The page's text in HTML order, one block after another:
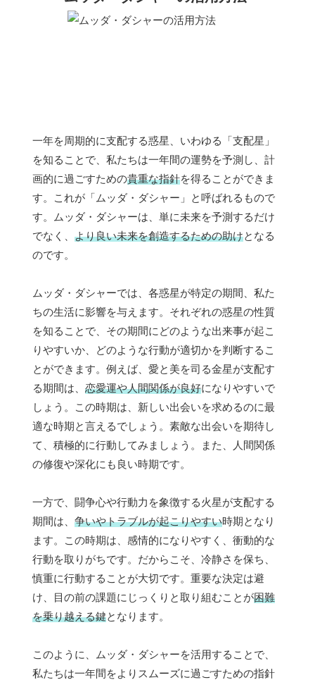
一年を周期的に支配する惑星、いわゆる「支配星」
を知ることで、私たちは一年間の運勢を予測し、計
画的に過ごすための貴重な指針を得ることができま
す。これが「ムッダ・ダシャー」と呼ばれるもので
す。ムッダ・ダシャーは、単に未来を予測するだけ
でなく、 より良い未来を創造するための助けとなる
のです。
ムッダ・ダシャーでは、各惑星が特定の期間、私た
ちの生活に影響を与えます。それぞれの惑星の性質
を知ることで、その期間にどのような出来事が起こ
りやすいか、どのような行動が適切かを判断するこ
とができます。例えば、愛と美を司る金星が支配す
る期間は、 恋愛運や人間関係が良好になりやすいで
しょう。この時期は、新しい出会いを求めるのに最
適な時期と言えるでしょう。素敵な出会いを期待し
て、積極的に行動してみましょう。また、人間関係
の修復や深化にも良い時期です。
一方で、闘争心や行動力を象徴する火星が支配する
期間は、 争いやトラブルが起こりやすい時期となり
ます。この時期は、感情的になりやすく、衝動的な
行動を取りがちです。だからこそ、冷静さを保ち、
慎重に行動することが大切です。重要な決定は避
け、目の前の課題にじっくりと取り組むことが困難
を乗り越える鍵となります。
このように、ムッダ・ダシャーを活用することで、
私たちは一年間をよりスムーズに過ごすための指針